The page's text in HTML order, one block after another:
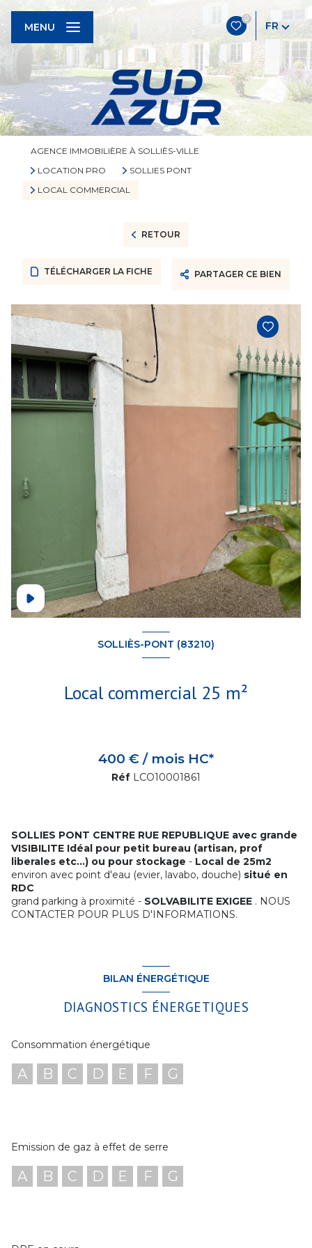
0
FR
MENU
AGENCE IMMOBILIÈRE À SOLLIÈS-VILLE
LOCATION PRO
SOLLIES PONT
LOCAL COMMERCIAL
RETOUR
TÉLÉCHARGER LA FICHE PARTAGER CE BIEN
SOLLIÈS-PONT (83210)
Local commercial 25 m²
400 € / mois HC*
Réf LCO10001861
SOLLIES PONT CENTRE RUE REPUBLIQUE avec grande
VISIBILITE Idéal pour petit bureau (artisan, prof
liberales etc...) ou pour stockage - Local de 25m2
environ avec point d'eau (evier, lavabo, douche) situé en
RDC
grand parking à proximité - SOLVABILITE EXIGEE . NOUS
CONTACTER POUR PLUS D'INFORMATIONS.
BILAN ÉNERGÉTIQUE
DIAGNOSTICS ÉNERGETIQUES
Consommation énergétique
A B C D E F G
Emission de gaz à effet de serre
A B C D E F G